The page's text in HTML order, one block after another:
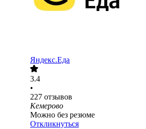
Яндекс.Еда
3.4
•
227 отзывов
Кемерово
Можно без резюме
Откликнуться